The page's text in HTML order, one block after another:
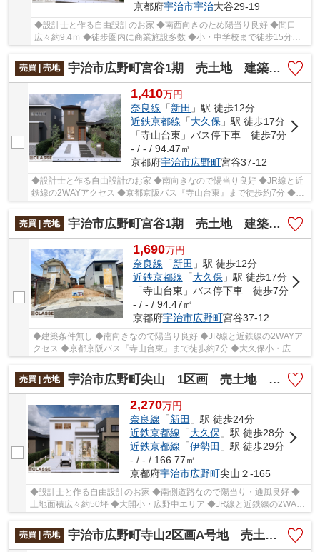
京都府宇治市宇治大谷29-19
◆設計士と作る自由設計のお家 ◆南西向きのため陽当り良好 ◆間口
広々約9.4ｍ ◆徒歩圏内に商業施設多数 ◆小・中学校まで徒歩15分以
売買 | 売地
宇治市広野町宮谷1期 売土地 建築条件付き
1,410万円
奈良線 「新田 」駅 徒歩12分
近鉄京都線 「大久保 」駅 徒歩17分
「寺山台東」バス停下車 徒歩7分
- / - / 94.47㎡
京都府宇治市広野町宮谷37-12
◆設計士と作る自由設計のお家 ◆南向きなので陽当り良好 ◆JR線と近
鉄線の2WAYアクセス ◆京都京阪バス『寺山台東』まで徒歩約7分 ◆大
売買 | 売地
宇治市広野町宮谷1期 売土地 建築条件無し
1,690万円
奈良線 「新田 」駅 徒歩12分
近鉄京都線 「大久保」駅 徒歩17分
「寺山台東」バス停下車 徒歩7分
- / - / 94.47㎡
京都府宇治市広野町宮谷37-12
◆建築条件無し ◆南向きなので陽当り良好 ◆JR線と近鉄線の2WAYア
クセス ◆京都京阪バス『寺山台東』まで徒歩約7分 ◆大久保小・広野
売買 | 売地
宇治市広野町尖山 1区画 売土地 建築条件付き
2,270万円
奈良線 「新田 」駅 徒歩24分
近鉄京都線 「大久保」駅 徒歩28分
近鉄京都線 「伊勢田 」駅 徒歩29分
- / - / 166.77㎡
京都府宇治市広野町尖山２-165
◆設計士と作る自由設計のお家 ◆南側道路なので陽当り・通風良好 ◆
土地面積広々約50坪 ◆大開小・広野中エリア ◆JR線と近鉄線の2WAY
アクセス ◆周辺お買い物施設充実
売買 | 売地
宇治市広野町寺山2区画A号地 売土地 建築条件付き